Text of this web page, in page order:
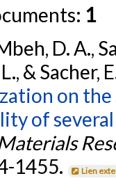
1
D. A.,
& Sacher,
on
of
1455. Lien